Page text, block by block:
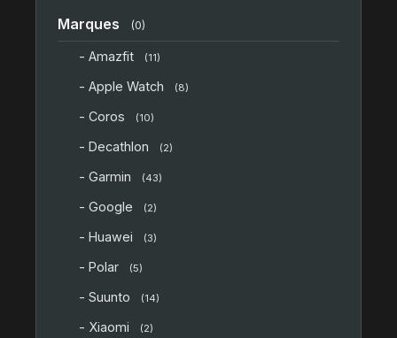
Marques (0)
- Amazfit (11)
- Apple Watch (8)
- Coros (10)
- Decathlon (2)
- Garmin (43)
- Google (2)
- Huawei (3)
- Polar (5)
- Suunto (14)
- Xiaomi (2)